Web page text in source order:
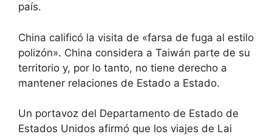
país.
China calificó la visita de «farsa de fuga al estilo
polizón». China considera a Taiwán parte de su
territorio y, por lo tanto, no tiene derecho a
mantener relaciones de Estado a Estado.
Un portavoz del Departamento de Estado de
Estados Unidos afirmó que los viajes de Lai